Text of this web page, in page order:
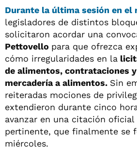
Durante la última sesión en el
legisladores de distintos
solicitaron acordar una
Pettovello para que ofrezca
cómo irregularidades en la
de alimentos, contrataciones
mercadería a alimentos. Sin
reiteradas mociones de
extendieron durante cinco
avanzar en una citación
pertinente, que finalmente se
miércoles.